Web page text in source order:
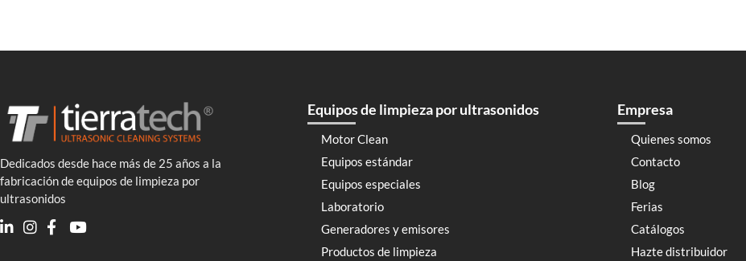
Dedicados desde hace más de 25 años a la
fabricación de equipos de limpieza por
ultrasonidos
Equipos de limpieza por ultrasonidos
Motor Clean
Equipos estándar
Equipos especiales
Laboratorio
Generadores y emisores
Productos de limpieza
Empresa
Quienes somos
Contacto
Blog
Ferias
Catálogos
Hazte distribuidor